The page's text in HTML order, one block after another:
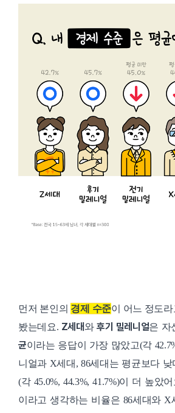
먼저 본인의 경제 수준이 어느 정도
봤는데요. Z세대와 후기 밀레니얼은 자
균이라는 응답이 가장 많았고(각
니얼과 X세대, 86세대는 평균보다
(각 45.0%, 44.3%, 41.7%)이 더 높았어
이라고 생각하는 비율은 86세대와